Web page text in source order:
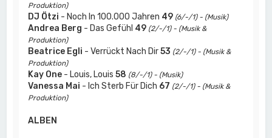
Produktion)
DJ Ötzi - Noch In 100.000 Jahren 49 (6/-/1) - (Musik)
Andrea Berg - Das Gefühl 49 (2/-/1) - (Musik &
Produktion)
Beatrice Egli - Verrückt Nach Dir53 (2/-/1) - (Musik &
Produktion)
Kay One - Louis, Louis58 (8/-/1) - (Musik)
Vanessa Mai - Ich Sterb Für Dich 67 (2/-/1) - (Musik &
Produktion)
ALBEN